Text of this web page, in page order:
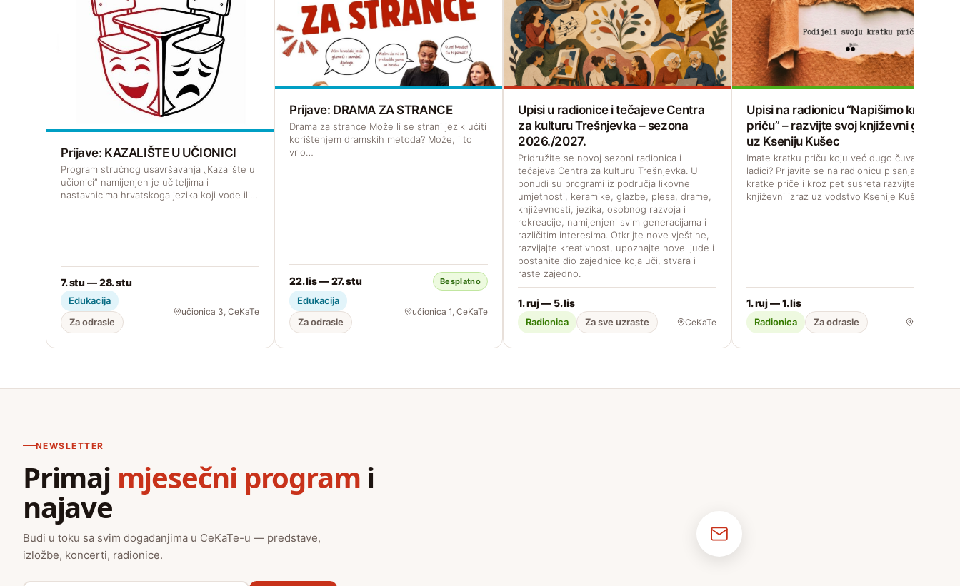
Prijave: KAZALIŠTE U UČIONICI
Program stručnog usavršavanja „Kazalište u
učionici” namijenjen je učiteljima i
nastavnicima hrvatskoga jezika koji vode ili…
7. stu — 28. stu
Edukacija
Za odrasle
učionica 3, CeKaTe
Prijave: DRAMA ZA STRANCE
Drama za strance Može li se strani jezik učiti
korištenjem dramskih metoda? Može, i to
vrlo…
22. lis — 27. stu Besplatno
Edukacija
Za odrasle
učionica 1, CeKaTe
Upisi u radionice i tečajeve Centra
za kulturu Trešnjevka – sezona
2026./2027.
Pridružite se novoj sezoni radionica i
tečajeva Centra za kulturu Trešnjevka. U
ponudi su programi iz područja likovne
umjetnosti, keramike, glazbe, plesa, drame,
književnosti, jezika, osobnog razvoja i
rekreacije, namijenjeni svim generacijama i
različitim interesima. Otkrijte nove vještine,
razvijajte kreativnost, upoznajte nove ljude i
postanite dio zajednice koja uči, stvara i
raste zajedno.
1. ruj — 5. lis
Radionica Za sve uzraste CeKaTe
Upisi na radionicu “Napišimo kratku
priču” – razvijte svoj književni glas
uz Kseniju Kušec
Imate kratku priču koju već dugo čuvate u
ladici? Prijavite se na radionicu pisanja
kratke priče i kroz pet susreta razvijte svoj
književni izraz uz vodstvo Ksenije Kušec.
1. ruj — 1. lis
Radionica Za odrasle CeKaTe
NEWSLETTER
Primaj mjesečni program i
najave
Budi u toku sa svim događanjima u CeKaTe-u — predstave,
izložbe, koncerti, radionice.